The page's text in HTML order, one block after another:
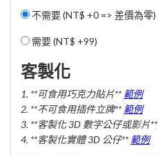
不需要 (NT$ +0 => 差價為零)
需要 (NT$ +99)
客製化
1. **可食用巧克力貼片** 範例
2. **不可食用插件立牌** 範例
3. **客製化 3D 數字公仔或影片**
4. **客製化實體 3D 公仔** 範例